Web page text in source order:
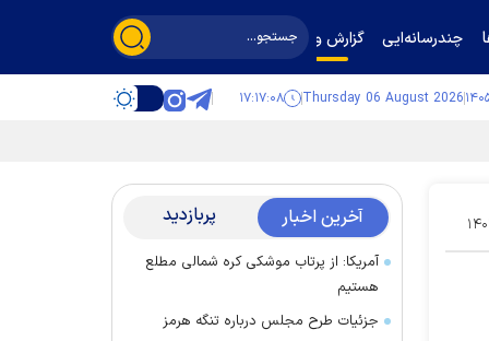
چندرسانه‌ایی گزارش و گفت‌وگو
Thursday 06 August 2026 ۱۷:۱۷:۱۰
۱۱ آخرین اخبار پربازدید
آمریکا: از پرتاب موشکی کره شمالی مطلع
هستیم
جزئیات طرح مجلس درباره تنگه هرمز